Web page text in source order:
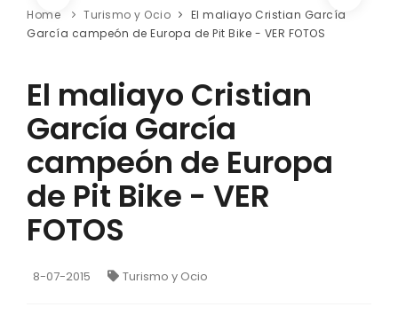
Home Turismo y Ocio
El maliayo Cristian García
García campeón de Europa de Pit Bike - VER FOTOS
El maliayo Cristian
García García
campeón de Europa
de Pit Bike - VER
FOTOS
8-07-2015 Turismo y Ocio